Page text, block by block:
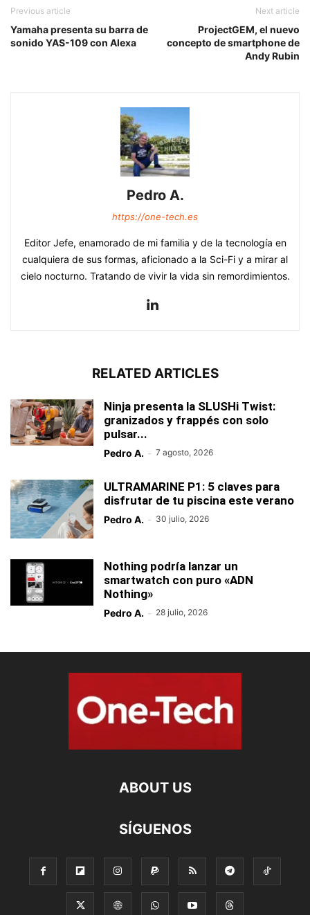
Previous article
Yamaha presenta su barra de
sonido YAS-109 con Alexa
Next article
ProjectGEM, el nuevo
concepto de smartphone de
Andy Rubin
Pedro A.
https://one-tech.es
Editor Jefe, enamorado de mi familia y de la tecnología en
cualquiera de sus formas, aficionado a la Sci-Fi y a mirar al
cielo nocturno. Tratando de vivir la vida sin remordimientos.
RELATED ARTICLES
Ninja presenta la SLUSHi Twist:
granizados y frappés con solo
pulsar...
Pedro A. - 7 agosto, 2026
ULTRAMARINE P1: 5 claves para
disfrutar de tu piscina este verano
Pedro A. - 30 julio, 2026
Nothing podría lanzar un
smartwatch con puro «ADN
Nothing»
Pedro A. - 28 julio, 2026
ABOUT US
SÍGUENOS